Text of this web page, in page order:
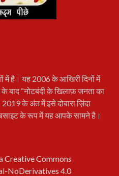
में है। यह 2006 के आखिरी दिनों में
“नोटबंदी के खिलाफ़ जनता का
2019 के अंत में इसे दोबारा ज़िंदा
के रूप में यह आपके सामने है।
Creative Commons
NoDerivatives 4.0